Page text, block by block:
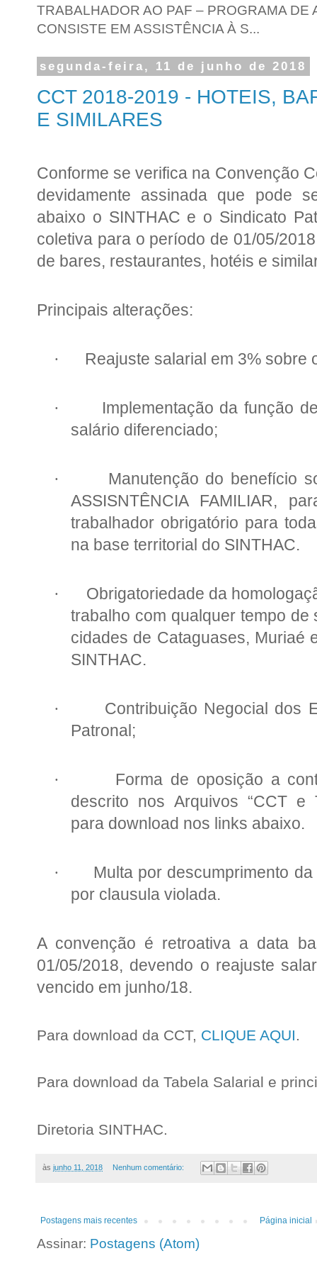
TRABALHADOR AO PAF – PROGRAMA DE
CONSISTE EM ASSISTÊNCIA À S...
segunda-feira, 11 de junho de 2018
CCT 2018-2019 - HOTEIS,
E SIMILARES
Conforme se verifica na Convenção
devidamente assinada que pode
abaixo o SINTHAC e o Sindicato
coletiva para o período de 01/05/
de bares, restaurantes, hotéis e
Principais alterações:
· Reajuste salarial em 3% sobre
·
Implementação da função
salário diferenciado;
·
Manutenção do benefício
ASSISNTÊNCIA FAMILIAR,
trabalhador obrigatório para
na base territorial do SINTHAC.
·
Obrigatoriedade da
trabalho com qualquer tempo
cidades de Cataguases, Muriaé
SINTHAC.
·
Contribuição Negocial dos
Patronal;
·
Forma de oposição a
descrito nos Arquivos “CCT e
para download nos links abaixo.
·
Multa por descumprimento
por clausula violada.
A convenção é retroativa a data
01/05/2018, devendo o reajuste
vencido em junho/18.
Para download da CCT, CLIQUE AQUI.
Para download da Tabela Salarial e
Diretoria SINTHAC.
às junho 11, 2018 Nenhum comentário:
Postagens mais recentes Página inicial
Assinar: Postagens (Atom)